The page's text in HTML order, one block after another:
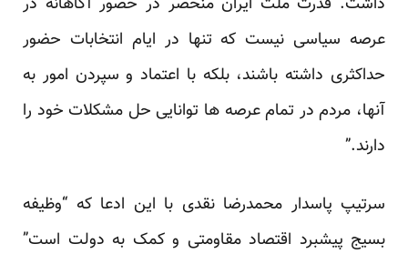
عرصه سیاسی نیست که تنها در ایام انتخابات حضور
حداکثری داشته باشند، بلکه با اعتماد و سپردن امور به
آنها، مردم در تمام عرصه ها توانایی حل مشکلات خود را
دارند.”
سرتیپ پاسدار محمدرضا نقدی با این ادعا که “وظیفه
بسیج پیشبرد اقتصاد مقاومتی و کمک به دولت است”